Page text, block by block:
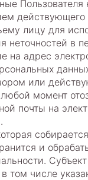
действующего
лицу для
неточностей в
на адрес
или
момент
почты на
и
том числе